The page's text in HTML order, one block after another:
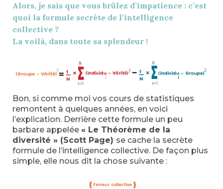
Alors, je sais que vous brûlez d’impatience : c’est
quoi la formule secrète de l’intelligence
collective ?
La voilà, dans toute sa splendeur !
Bon, si comme moi vos cours de statistiques
remontent à quelques années, en voici
l’explication. Derrière cette formule un peu
barbare appelée « Le Théorème de la
diversité » (Scott Page) se cache la secrète
formule de l’intelligence collective. De façon plus
simple, elle nous dit la chose suivante :